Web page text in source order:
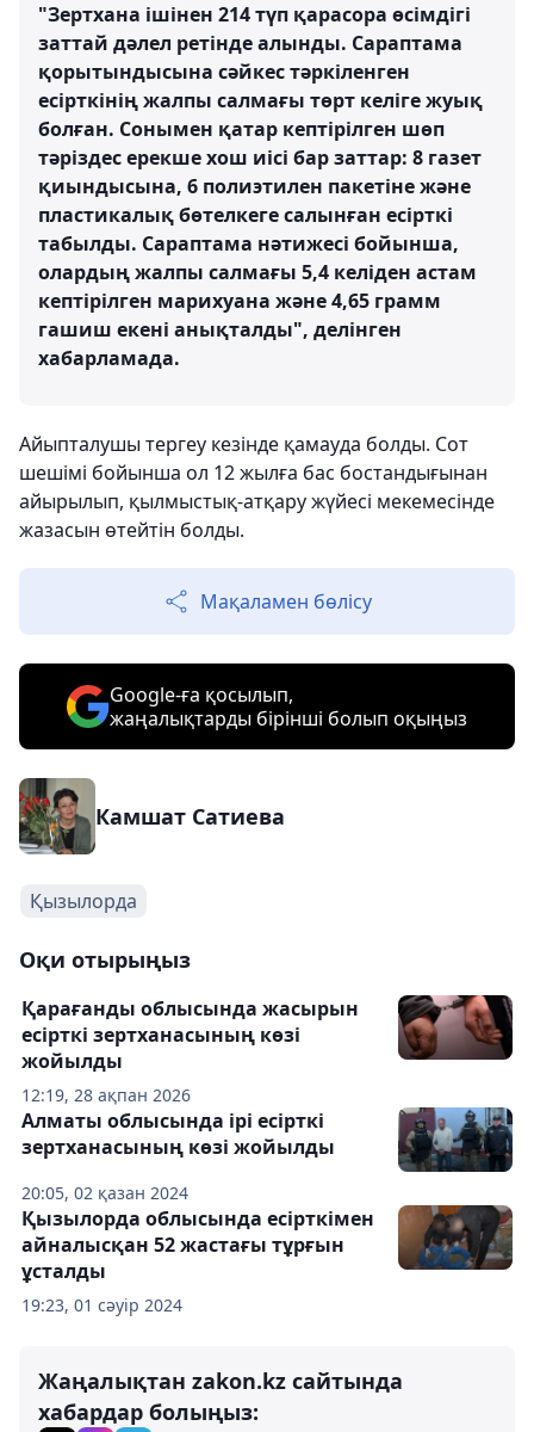
"Зертхана ішінен 214 түп қарасора өсімдігі
заттай дәлел ретінде алынды. Сараптама
қорытындысына сәйкес тәркіленген
есірткінің жалпы салмағы төрт келіге жуық
болған. Сонымен қатар кептірілген шөп
тәріздес ерекше хош иісі бар заттар: 8 газет
қиындысына, 6 полиэтилен пакетіне және
пластикалық бөтелкеге салынған есірткі
табылды. Сараптама нәтижесі бойынша,
олардың жалпы салмағы 5,4 келіден астам
кептірілген марихуана және 4,65 грамм
гашиш екені анықталды", делінген
хабарламада.
Айыпталушы тергеу кезінде қамауда болды. Сот
шешімі бойынша ол 12 жылға бас бостандығынан
айырылып, қылмыстық-атқару жүйесі мекемесінде
жазасын өтейтін болды.
Мақаламен бөлісу
Google-ға қосылып,
жаңалықтарды бірінші болып оқыңыз
Камшат Сатиева
Қызылорда
Оқи отырыңыз
12:19, 28 ақпан 2026
Қарағанды облысында жасырын
есірткі зертханасының көзі
жойылды
20:05, 02 қазан 2024
Алматы облысында ірі есірткі
зертханасының көзі жойылды
19:23, 01 сәуір 2024
Қызылорда облысында есірткімен
айналысқан 52 жастағы тұрғын
ұсталды
Жаңалықтан zakon.kz сайтында
хабардар болыңыз: